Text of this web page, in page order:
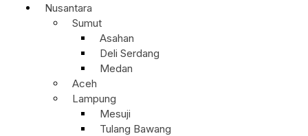
Nusantara
Sumut
Asahan
Deli Serdang
Medan
Aceh
Lampung
Mesuji
Tulang Bawang